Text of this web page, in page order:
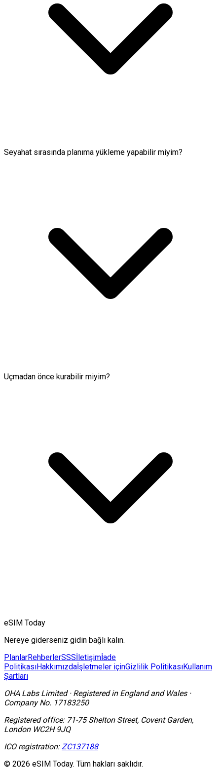
Seyahat sırasında planıma yükleme yapabilir miyim?
Uçmadan önce kurabilir miyim?
eSIM Today
Nereye giderseniz gidin bağlı kalın.
PlanlarRehberlerSSSİletişimİade
PolitikasıHakkımızdaİşletmeler içinGizlilik PolitikasıKullanım
Şartları
OHA Labs Limited· Registered in England and Wales·
Company No. 17183250
Registered office: 71-75 Shelton Street, Covent Garden,
London WC2H 9JQ
ICO registration: ZC137188
© 2026 eSIM Today. Tüm hakları saklıdır.